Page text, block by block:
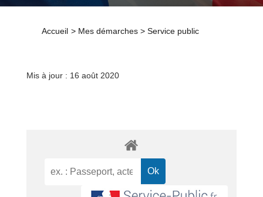
Accueil > Mes démarches > Service public
Mis à jour : 16 août 2020